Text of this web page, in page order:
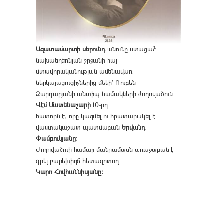
Ազատամարտի սերունդանունը ստացած
նախաեղեռնյան շրջանի հայ
մտավորականության ամենավառ
ներկայացուցիչներից մեկի՝ Ռուբեն
Զարդարյանի անտիպ նամակների ժողովածուն
Վէմ Մատենաշարի 10-րդ
հատորն է, որը կազմել ու հրատարակել է
վաստակաշատ պատմաբան Երվանդ
Փամբուկյանը։
Ժողովածուի համար մանրամասն առաջաբան է
գրել բարեխիղճ հետազոտող
Կարո Հովհաննիսյանը։